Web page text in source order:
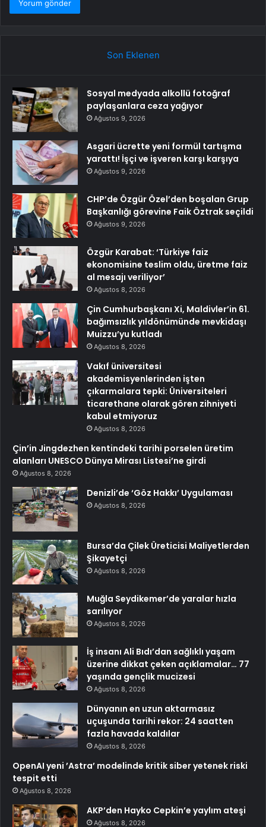
Son Eklenen
Sosyal medyada alkollü fotoğraf
paylaşanlara ceza yağıyor
Ağustos 9, 2026
Asgari ücrette yeni formül tartışma
yarattı! İşçi ve işveren karşı karşıya
Ağustos 9, 2026
CHP’de Özgür Özel’den boşalan Grup
Başkanlığı görevine Faik Öztrak seçildi
Ağustos 9, 2026
Özgür Karabat: ‘Türkiye faiz
ekonomisine teslim oldu, üretme faiz
al mesajı veriliyor’
Ağustos 8, 2026
Çin Cumhurbaşkanı Xi, Maldivler’in 61.
bağımsızlık yıldönümünde mevkidaşı
Muizzu’yu kutladı
Ağustos 8, 2026
Vakıf üniversitesi
akademisyenlerinden işten
çıkarmalara tepki: Üniversiteleri
ticarethane olarak gören zihniyeti
kabul etmiyoruz
Ağustos 8, 2026
Çin’in Jingdezhen kentindeki tarihi porselen üretim
alanları UNESCO Dünya Mirası Listesi’ne girdi
Ağustos 8, 2026
Denizli’de ‘Göz Hakkı’ Uygulaması
Ağustos 8, 2026
Bursa’da Çilek Üreticisi Maliyetlerden
Şikayetçi
Ağustos 8, 2026
Muğla Seydikemer’de yaralar hızla
sarılıyor
Ağustos 8, 2026
İş insanı Ali Bıdı’dan sağlıklı yaşam
üzerine dikkat çeken açıklamalar… 77
yaşında gençlik mucizesi
Ağustos 8, 2026
Dünyanın en uzun aktarmasız
uçuşunda tarihi rekor: 24 saatten
fazla havada kaldılar
Ağustos 8, 2026
OpenAI yeni ’Astra’ modelinde kritik siber yetenek riski
tespit etti
Ağustos 8, 2026
AKP’den Hayko Cepkin’e yaylım ateşi
Ağustos 8, 2026